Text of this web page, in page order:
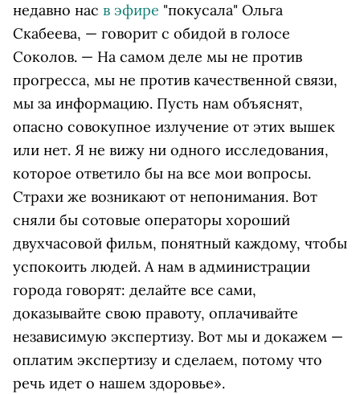
недавно нас в эфире "покусала" Ольга
Скабеева, — говорит с обидой в голосе
Соколов. — На самом деле мы не против
прогресса, мы не против качественной связи,
мы за информацию. Пусть нам объяснят,
опасно совокупное излучение от этих вышек
или нет. Я не вижу ни одного исследования,
которое ответило бы на все мои вопросы.
Страхи же возникают от непонимания. Вот
сняли бы сотовые операторы хороший
двухчасовой фильм, понятный каждому, чтобы
успокоить людей. А нам в администрации
города говорят: делайте все сами,
доказывайте свою правоту, оплачивайте
независимую экспертизу. Вот мы и докажем —
оплатим экспертизу и сделаем, потому что
речь идет о нашем здоровье».